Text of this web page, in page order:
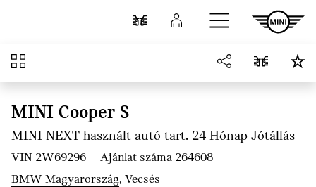
ÖsszehasonlításBejelentkezés
Áttekintés
MINI Cooper S
MINI NEXT használt autó tart. 24 Hónap Jótállás
VIN 2W69296
Ajánlat száma 264608
BMW Magyarország, Vecsés